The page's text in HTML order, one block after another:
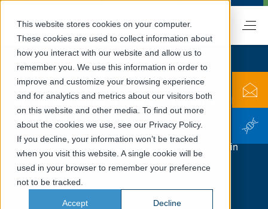
This website stores cookies on your computer.
These cookies are used to collect information about
how you interact with our website and allow us to
remember you. We use this information in order to
improve and customize your browsing experience
and for analytics and metrics about our visitors both
on this website and other media. To find out more
about the cookies we use, see our Privacy Policy.
If you decline, your information won’t be tracked
when you visit this website. A single cookie will be
used in your browser to remember your preference
not to be tracked.
Accept Decline
cult.tainer® - das
schlüsselfertige Konzept zur
iATMP-Produktion.
Anmeldeformular zum Web-Seminar 2024: Version in
Deutsch & Englisch